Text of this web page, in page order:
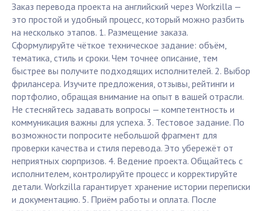
Заказ перевода проекта на английский через Workzilla —
это простой и удобный процесс, который можно разбить
на несколько этапов. 1. Размещение заказа.
Сформулируйте чёткое техническое задание: объём,
тематика, стиль и сроки. Чем точнее описание, тем
быстрее вы получите подходящих исполнителей. 2. Выбор
фрилансера. Изучите предложения, отзывы, рейтинги и
портфолио, обращая внимание на опыт в вашей отрасли.
Не стесняйтесь задавать вопросы — компетентность и
коммуникация важны для успеха. 3. Тестовое задание. По
возможности попросите небольшой фрагмент для
проверки качества и стиля перевода. Это убережёт от
неприятных сюрпризов. 4. Ведение проекта. Общайтесь с
исполнителем, контролируйте процесс и корректируйте
детали. Workzilla гарантирует хранение истории переписки
и документацию. 5. Приём работы и оплата. После